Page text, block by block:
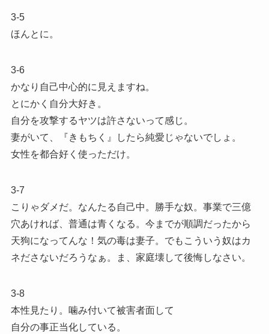
3-5
ほんとに。
3-6
かなり自己中心的に見えますね。
とにかく自分大好き。
自分を攻撃するヤツは許さないって感じ。
妻がいて、『きもちく』したら純愛じゃないでしょ。
女性を都合好く使っただけ。
3-7
こりゃダメだ。なんたる自己中。勝手な奴。事業で三億
穴あければ、普通は青くなる。今までが順調だったから
天狗になってんな！気の毒は妻子。でもこういう奴はカ
ネださないだろうなぁ。ま、家庭壊して後悔しなさい。
3-8
本性見たり。噛み付いて被害者面して
自分の事正当化している。